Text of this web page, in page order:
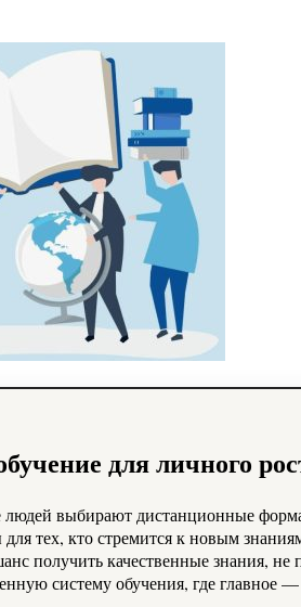
для личного
людей выбирают дистанционные
тех, кто стремится к новым
получить качественные знания, не
систему обучения, где главное